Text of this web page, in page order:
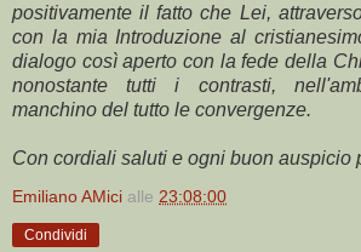
positivamente il fatto che Lei,
con la mia Introduzione al
dialogo così aperto con la fede della
nonostante tutti i contrasti,
manchino del tutto le convergenze.
Con cordiali saluti e ogni buon auspicio
Emiliano AMici alle 23:08:00
Condividi